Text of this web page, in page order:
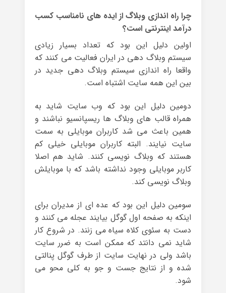
چرا راه اندازی وبلاگ از ایده های نامناسب کسب
درآمد اینترنتی است؟
اولین دلیل این بود که تعداد بسیار زیادی
سیستم وبلاگ دهی در ایران فعالیت می کنند که
واقعا راه اندازی سیستم وبلاگ دهی جدید در
بین این همه سایت اشتباه است.
دومین دلیل این بود که وب سایت شاید به
همراه قالب های وبلاگ ها ریسپانسیو نباشند و
همین باعث می شد کاربران موبایلی به سمت
سایت نیایند. البته کاربران موبایلی خیلی کم
هستند که وبلاگ نویسی کنند. شاید هم اصلا
کاربر موبایلی وجود نداشته باشد که با موبایلش
وبلاگ نویسی کند.
سومین دلیل این بود که عده ای از مدیران برای
اینکه به صفحه اول گوگل بیایند عجله می کنند و
دست به سئوی کلاه سیاه می زنند. در شروع کار
شاید نمی دانتد که ممکن است به ضرر سایت
باشد ولی در نهایت سایت از طرف گوگل پنالتی
شده و از نتایج جست و جو به کلی محو می
شود.